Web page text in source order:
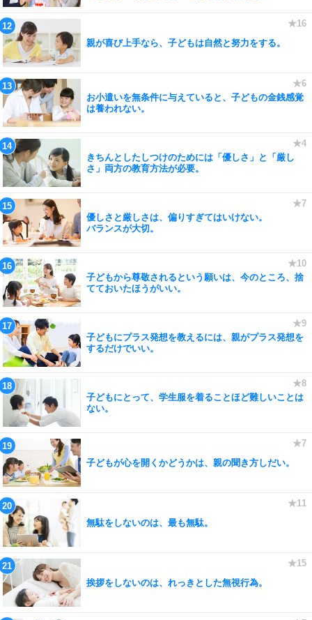
親が喜び上手なら、子どもは自然と努力をする。
お小遣いを無条件に与えていると、子どもの金銭感覚
は養われない。
きちんとしたしつけのためには「優しさ」と「厳し
さ」両方の教育方法が必要。
優しさと厳しさは、偏りすぎてはいけない。
バランスが大切。
子どもから尊敬されるという願いは、今のところ、捨
てておいたほうがいい。
子どもにプラス発想を教えるには、親がプラス発想を
するだけでいい。
子どもにとって、学生服を着ることほど難しいことは
ない。
子どもが心を開くかどうかは、親の聞き方しだい。
無駄をしないのは、最も無駄。
挨拶をしないのは、れっきとした無視行為。